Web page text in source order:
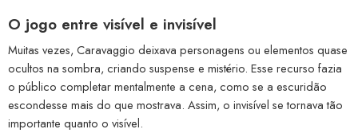
O jogo entre visível e invisível
Muitas vezes, Caravaggio deixava personagens ou elementos quase
ocultos na sombra, criando suspense e mistério. Esse recurso fazia
o público completar mentalmente a cena, como se a escuridão
escondesse mais do que mostrava. Assim, o invisível se tornava tão
importante quanto o visível.